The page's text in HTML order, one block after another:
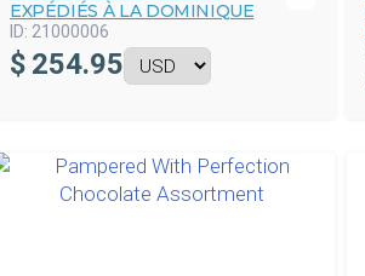
EXPÉDIÉS À LA DOMINIQUE
ID: 21000006
$ 254.95